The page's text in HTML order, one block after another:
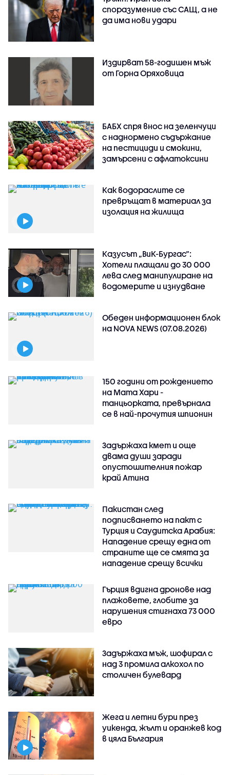
споразумение със САЩ, а не
да има нови удари
Издирват 58-годишен мъж
от Горна Оряховица
БАБХ спря внос на зеленчуци
с наднормено съдържание
на пестициди и смокини,
замърсени с афлатоксини
Как водораслите се
превръщат в материал за
изолация на жилища
Казусът „ВиК-Бургас“:
Хотели плащали до 30 000
лева след манипулиране на
водомерите и изнудване
Обеден информационен блок
на NOVA NEWS (07.08.2026)
150 години от рождението
на Мата Хари -
танцьорката, превърнала
се в най-прочутия шпионин
Задържаха кмет и още
двама души заради
опустошителния пожар
край Атина
Пакистан след
подписването на пакт с
Турция и Саудитска Арабия:
Нападение срещу една от
страните ще се смята за
нападение срещу всички
Гърция вдигна дронове над
плажовете, глобите за
нарушения стигнаха 73 000
евро
Задържаха мъж, шофирал с
над 3 промила алкохол по
столичен булевард
Жега и летни бури през
уикенда, жълт и оранжев код
в цяла България